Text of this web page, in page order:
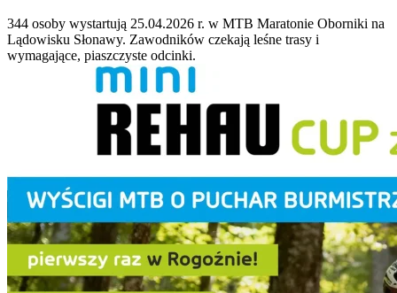
344 osoby wystartują 25.04.2026 r. w MTB Maratonie Oborniki na
Lądowisku Słonawy. Zawodników czekają leśne trasy i
wymagające, piaszczyste odcinki.